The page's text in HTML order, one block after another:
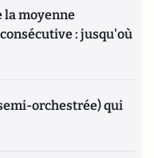
la moyenne
: jusqu'où
orchestrée) qui